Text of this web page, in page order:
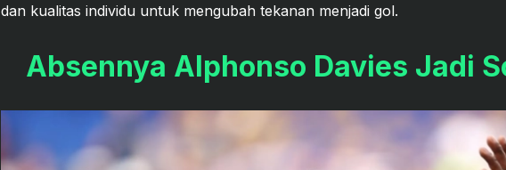
dan kualitas individu untuk mengubah tekanan menjadi gol.
Absennya Alphonso Davies Jadi